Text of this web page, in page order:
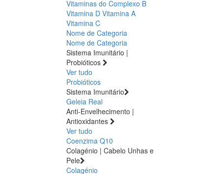
Vitaminas do Complexo B
Vitamina D Vitamina A
Vitamina C
Nome de Categoria
Nome de Categoria
Sistema Imunitário |
Probióticos
Ver tudo
Probióticos
Sistema Imunitário
Geleia Real
Anti-Envelhecimento |
Antioxidantes
Ver tudo
Coenzima Q10
Colagénio | Cabelo Unhas e
Pele
Colagénio